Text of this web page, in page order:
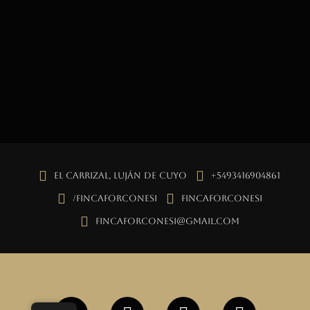
El Carrizal, Luján de Cuyo +5493416904861
/fincaforconesi fincaforconesi
fincaforconesi@gmail.com